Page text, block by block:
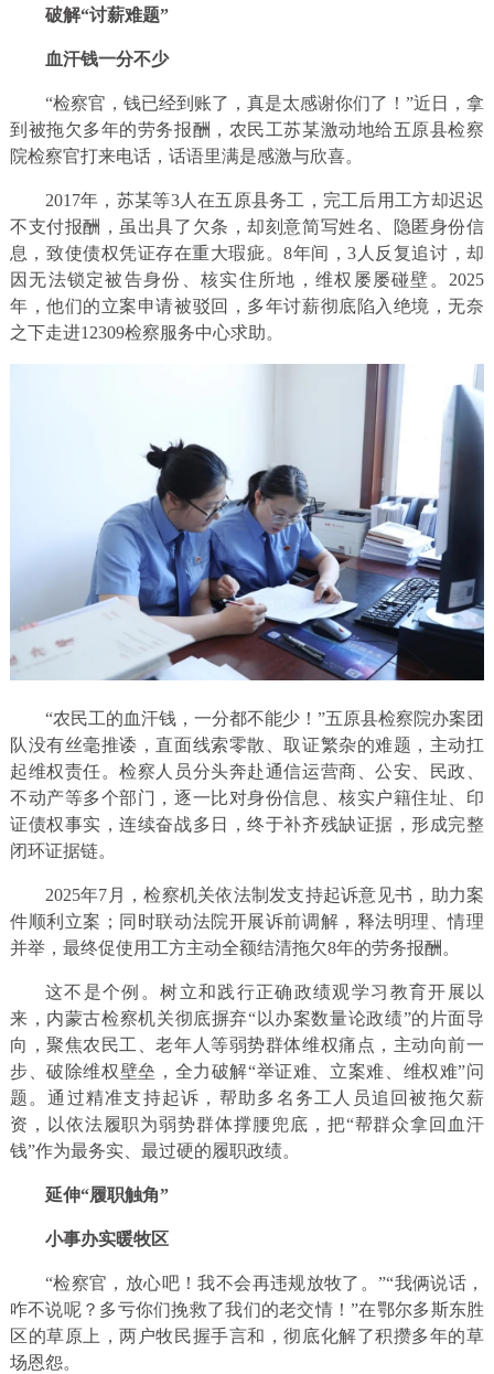
破解“讨薪难题”
血汗钱一分不少
“检察官，钱已经到账了，真是太感谢你们了！”近日，拿
到被拖欠多年的劳务报酬，农民工苏某激动地给五原县检察
院检察官打来电话，话语里满是感激与欣喜。
2017年，苏某等3人在五原县务工，完工后用工方却迟迟
不支付报酬，虽出具了欠条，却刻意简写姓名、隐匿身份信
息，致使债权凭证存在重大瑕疵。8年间，3人反复追讨，却
因无法锁定被告身份、核实住所地，维权屡屡碰壁。2025
年，他们的立案申请被驳回，多年讨薪彻底陷入绝境，无奈
之下走进12309检察服务中心求助。
“农民工的血汗钱，一分都不能少！”五原县检察院办案团
队没有丝毫推诿，直面线索零散、取证繁杂的难题，主动扛
起维权责任。检察人员分头奔赴通信运营商、公安、民政、
不动产等多个部门，逐一比对身份信息、核实户籍住址、印
证债权事实，连续奋战多日，终于补齐残缺证据，形成完整
闭环证据链。
2025年7月，检察机关依法制发支持起诉意见书，助力案
件顺利立案；同时联动法院开展诉前调解，释法明理、情理
并举，最终促使用工方主动全额结清拖欠8年的劳务报酬。
这不是个例。树立和践行正确政绩观学习教育开展以
来，内蒙古检察机关彻底摒弃“以办案数量论政绩”的片面导
向，聚焦农民工、老年人等弱势群体维权痛点，主动向前一
步、破除维权壁垒，全力破解“举证难、立案难、维权难”问
题。通过精准支持起诉，帮助多名务工人员追回被拖欠薪
资，以依法履职为弱势群体撑腰兜底，把“帮群众拿回血汗
钱”作为最务实、最过硬的履职政绩。
延伸“履职触角”
小事办实暖牧区
“检察官，放心吧！我不会再违规放牧了。”“我俩说话，
咋不说呢？多亏你们挽救了我们的老交情！”在鄂尔多斯东胜
区的草原上，两户牧民握手言和，彻底化解了积攒多年的草
场恩怨。